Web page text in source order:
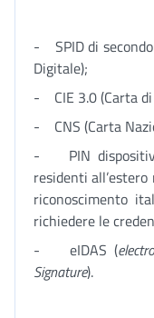
- SPID di
Digitale);
- CIE 3.0 (Carta
- CNS (Carta
- PIN
residenti
riconoscimento
richiedere le
- eIDAS (
Signature).